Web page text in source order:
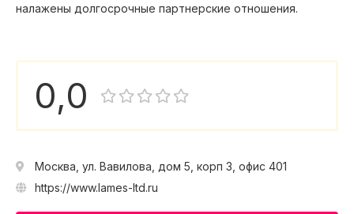
налажены долгосрочные партнерские отношения.
0,0
Москва, ул. Вавилова, дом 5, корп 3, офис 401
https://www.lames-ltd.ru